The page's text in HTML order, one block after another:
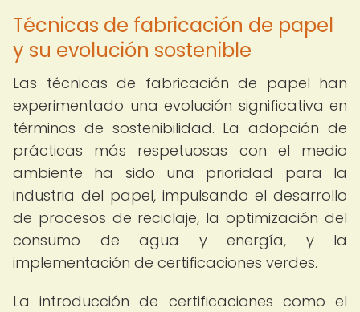
Técnicas de fabricación de papel
y su evolución sostenible
Las técnicas de fabricación de papel han
experimentado una evolución significativa en
términos de sostenibilidad. La adopción de
prácticas más respetuosas con el medio
ambiente ha sido una prioridad para la
industria del papel, impulsando el desarrollo
de procesos de reciclaje, la optimización del
consumo de agua y energía, y la
implementación de certificaciones verdes.
La introducción de certificaciones como el